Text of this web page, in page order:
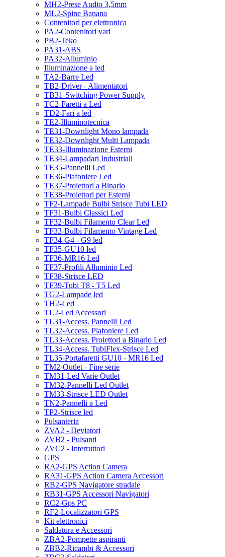
MH2-Prese Audio 3,5mm
ML2-Spine Banana
Contenitori per elettronica
PA2-Contenitori vari
PB2-Teko
PA31-ABS
PA32-Alluminio
Illuminazione a led
TA2-Barre Led
TB2-Driver - Alimentatori
TB31-Switching Power Supply
TC2-Faretti a Led
TD2-Fari a led
TE2-Illuminotecnica
TE31-Downlight Mono lampada
TE32-Downlight Multi Lampada
TE33-Illuminazione Esterni
TE34-Lampadari Industriali
TE35-Pannelli Led
TE36-Plafoniere Led
TE37-Proiettori a Binario
TE38-Proiettori per Esterni
TF2-Lampade Bulbi Strisce Tubi LED
TF31-Bulbi Classici Led
TF32-Bulbi Filamento Clear Led
TF33-Bulbi Filamento Vintage Led
TF34-G4 - G9 led
TF35-GU10 led
TF36-MR16 Led
TF37-Profili Alluminio Led
TF38-Strisce LED
TF39-Tubi T8 - T5 Led
TG2-Lampade led
TH2-Led
TL2-Led Accessori
TL31-Access. Pannelli Led
TL32-Access. Plafoniere Led
TL33-Access. Proiettori a Binario Led
TL34-Access. TubiFlex-Strisce Led
TL35-Portafaretti GU10 - MR16 Led
TM2-Outlet - Fine serie
TM31-Led Varie Outlet
TM32-Pannelli Led Outlet
TM33-Strisce LED Outlet
TN2-Pannelli a Led
TP2-Strisce led
Pulsanteria
ZVA2 - Deviatori
ZVB2 - Pulsanti
ZVC2 - Interruttori
GPS
RA2-GPS Action Camera
RA31-GPS Action Camera Accessori
RB2-GPS Navigatore stradale
RB31-GPS Accessori Navigatori
RC2-Gps PC
RF2-Localizzatori GPS
Kit elettronici
Saldatura e Accessori
ZBA2-Pompette aspiranti
ZBB2-Ricambi & Accessori